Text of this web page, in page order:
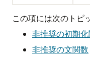
この項には次のトピ
非推奨の初期
非推奨の文関数